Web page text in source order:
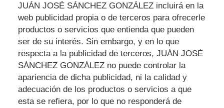
JUÁN JOSÉ SÁNCHEZ GONZÁLEZ incluirá en la
web publicidad propia o de terceros para ofrecerle
productos o servicios que entienda que pueden
ser de su interés. Sin embargo, y en lo que
respecta a la publicidad de terceros, JUÁN JOSÉ
SÁNCHEZ GONZÁLEZ no puede controlar la
apariencia de dicha publicidad, ni la calidad y
adecuación de los productos o servicios a que
esta se refiera, por lo que no responderá de